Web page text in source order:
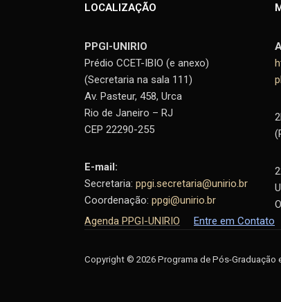
LOCALIZAÇÃO
PPGI-UNIRIO
Prédio CCET-IBIO (e anexo)
(Secretaria na sala 111)
Av. Pasteur, 458, Urca
Rio de Janeiro – RJ
CEP 22290-255
E-mail:
Secretaria: ppgi.secretaria@unirio.br
Coordenação: ppgi@unirio.br
Agenda PPGI-UNIRIO Entre em Contato
Copyright © 2026 Programa de Pós-Graduação